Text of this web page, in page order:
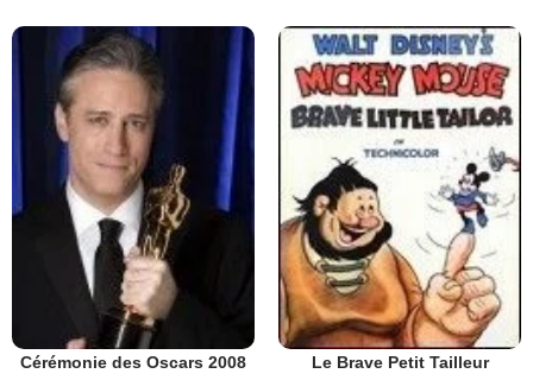
Cérémonie des Oscars 2008 Le Brave Petit Tailleur